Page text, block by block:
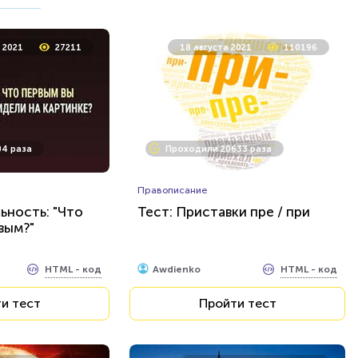
2022
раз
тест
Проходили 617 раз
Прочие тесты
знания, смекалку и
сообразительность: новый
Пройти тест
27211
раза
"Что
HTML - код
тест
18 августа 2021 110196
Проходили 20633 раза
Правописание
Тест: Приставки пре / при
Awdienko HTML - код
Пройти тест